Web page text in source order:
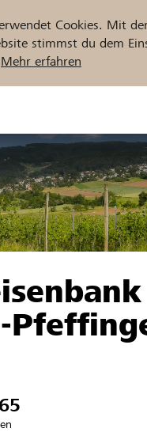
Cookies. Mit
stimmst du dem
Mehr erfahren
finden
Jetzt starten